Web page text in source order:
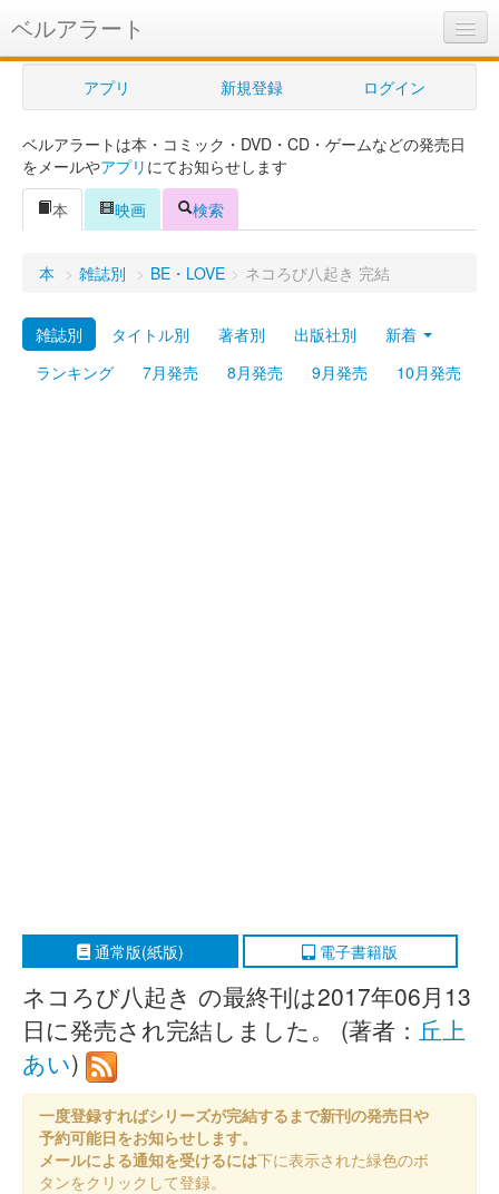
ベルアラート
ベルアラートとは
ヘルプ
新規登録
ログイン
Myシェルフ
プレミアム
アプリ 新規登録 ログイン
ベルアラートは本・コミック・DVD・CD・ゲームなどの発売日
をメールやアプリ にてお知らせします
本
映画 検索
本 > 雑誌別 > BE・LOVE > ネコろび八起き 完結
雑誌別 タイトル別 著者別 出版社別
新着
ランキング
7月発売 8月発売 9月発売 10月発売
通常版(紙版) 電子書籍版
ネコろび八起き の最終刊は2017年06月13
日に発売され完結しました。 (著者： 丘上
あい)
一度登録すればシリーズが完結するまで新刊の発売日や
予約可能日をお知らせします。
メールによる通知を受けるには下に表示された緑色のボ
タンをクリックして登録。